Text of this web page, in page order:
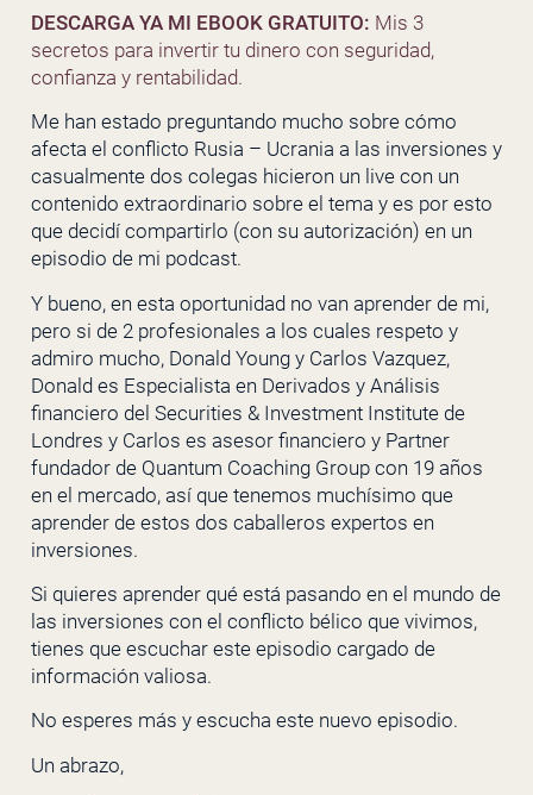
DESCARGA YA MI EBOOK GRATUITO: Mis 3
secretos para invertir tu dinero con seguridad,
confianza y rentabilidad.
Me han estado preguntando mucho sobre cómo
afecta el conflicto Rusia – Ucrania a las inversiones y
casualmente dos colegas hicieron un live con un
contenido extraordinario sobre el tema y es por esto
que decidí compartirlo (con su autorización) en un
episodio de mi podcast.
Y bueno, en esta oportunidad no van aprender de mi,
pero si de 2 profesionales a los cuales respeto y
admiro mucho, Donald Young y Carlos Vazquez,
Donald es Especialista en Derivados y Análisis
financiero del Securities & Investment Institute de
Londres y Carlos es asesor financiero y Partner
fundador de Quantum Coaching Group con 19 años
en el mercado, así que tenemos muchísimo que
aprender de estos dos caballeros expertos en
inversiones.
Si quieres aprender qué está pasando en el mundo de
las inversiones con el conflicto bélico que vivimos,
tienes que escuchar este episodio cargado de
información valiosa.
No esperes más y escucha este nuevo episodio.
Un abrazo,